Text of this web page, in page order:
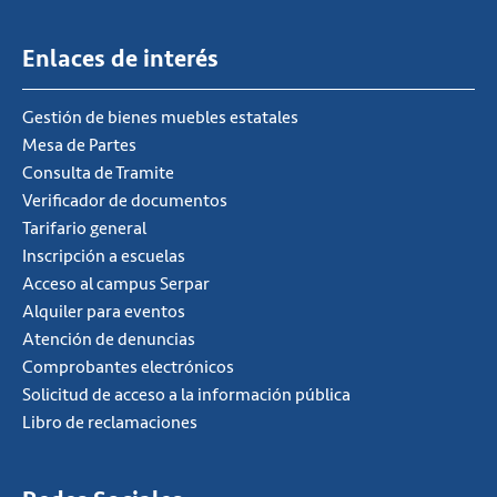
Enlaces de interés
Gestión de bienes muebles estatales
Mesa de Partes
Consulta de Tramite
Verificador de documentos
Tarifario general
Inscripción a escuelas
Acceso al campus Serpar
Alquiler para eventos
Atención de denuncias
Comprobantes electrónicos
Solicitud de acceso a la información pública
Libro de reclamaciones